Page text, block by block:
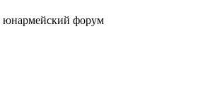
юнармейский форум